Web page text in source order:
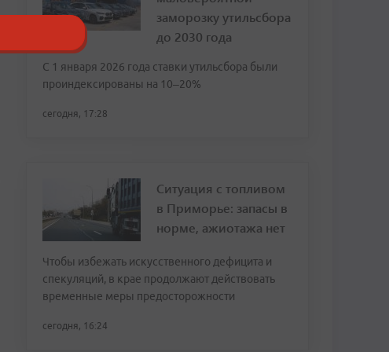
заморозку утильсбора
до 2030 года
С 1 января 2026 года ставки утильсбора были
проиндексированы на 10–20%
сегодня, 17:28
Ситуация с топливом
в Приморье: запасы в
норме, ажиотажа нет
Чтобы избежать искусственного дефицита и
спекуляций, в крае продолжают действовать
временные меры предосторожности
сегодня, 16:24